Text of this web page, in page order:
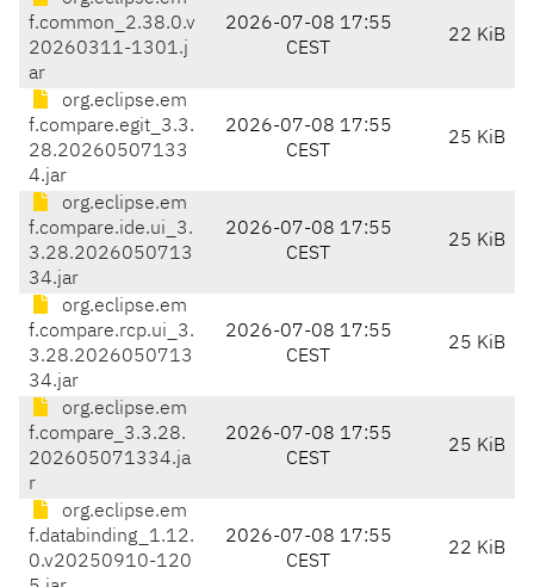
f.common_2.38.0.v
20260311-1301.j
ar
2026-07-08 17:55
CEST
22 KiB
org.eclipse.em
f.compare.egit_3.3.
28.20260507133
4.jar
2026-07-08 17:55
CEST
25 KiB
org.eclipse.em
f.compare.ide.ui_3.
3.28.2026050713
34.jar
2026-07-08 17:55
CEST
25 KiB
org.eclipse.em
f.compare.rcp.ui_3.
3.28.2026050713
34.jar
2026-07-08 17:55
CEST
25 KiB
org.eclipse.em
f.compare_3.3.28.
202605071334.ja
r
2026-07-08 17:55
CEST
25 KiB
org.eclipse.em
f.databinding_1.12.
0.v20250910-120
2026-07-08 17:55
CEST
22 KiB